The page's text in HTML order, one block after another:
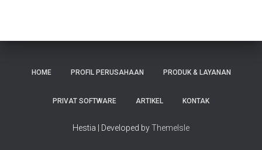
HOME PROFIL PERUSAHAAN PRODUK & LAYANAN
PRIVAT SOFTWARE ARTIKEL KONTAK
Hestia | Developed byThemeIsle